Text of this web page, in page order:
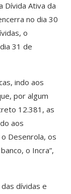
Dívida Ativa da
no dia 30
o
31 de
indo aos
por algum
12.381, as
aos
Desenrola, os
o Incra”,
dívidas e